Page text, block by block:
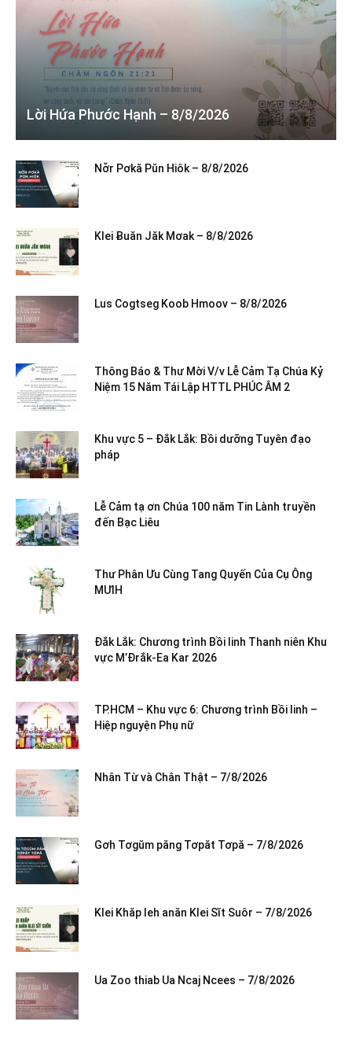
Lời Hứa Phước Hạnh – 8/8/2026
Nơ̆r Pơkă Pŭn Hiôk – 8/8/2026
Klei Ƀuăn Jăk Mơak – 8/8/2026
Lus Cogtseg Koob Hmoov – 8/8/2026
Thông Báo & Thư Mời V/v Lễ Cảm Tạ Chúa Kỷ
Niệm 15 Năm Tái Lập HTTL PHÚC ÂM 2
Khu vực 5 – Đắk Lắk: Bồi dưỡng Tuyên đạo
pháp
Lễ Cảm tạ ơn Chúa 100 năm Tin Lành truyền
đến Bạc Liêu
Thư Phân Ưu Cùng Tang Quyến Của Cụ Ông
MƯIH
Đắk Lắk: Chương trình Bồi linh Thanh niên Khu
vực M’Đrắk-Ea Kar 2026
TP.HCM – Khu vực 6: Chương trình Bồi linh –
Hiệp nguyện Phụ nữ
Nhân Từ và Chân Thật – 7/8/2026
Gơh Tơgŭm păng Tơpăt Tơpă – 7/8/2026
Klei Khăp leh anăn Klei Sĭt Suôr – 7/8/2026
Ua Zoo thiab Ua Ncaj Ncees – 7/8/2026